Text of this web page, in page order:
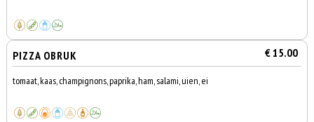
PIZZA OBRUK € 15.00
tomaat, kaas, champignons, paprika, ham, salami, uien, ei